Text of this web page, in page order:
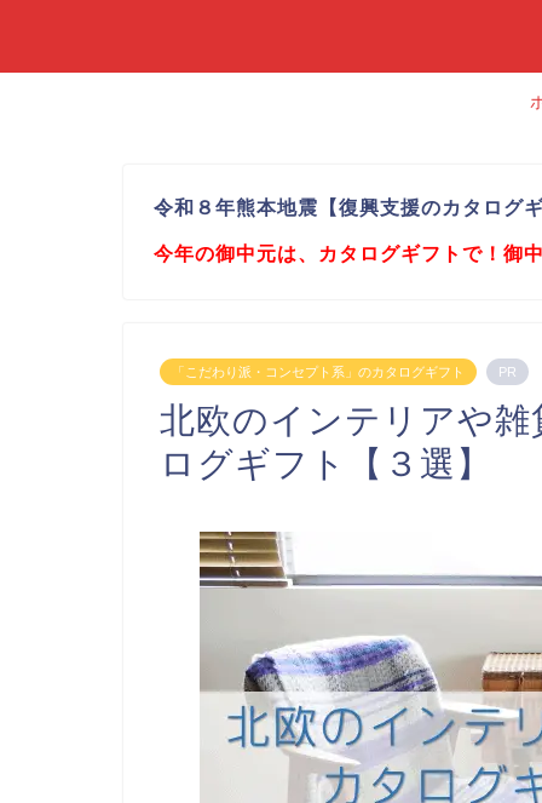
令和８年熊本地震【復興支援のカタログ
今年の御中元は、カタログギフトで！御
「こだわり派・コンセプト系」のカタログギフト PR
北欧のインテリアや
ログギフト【３選】